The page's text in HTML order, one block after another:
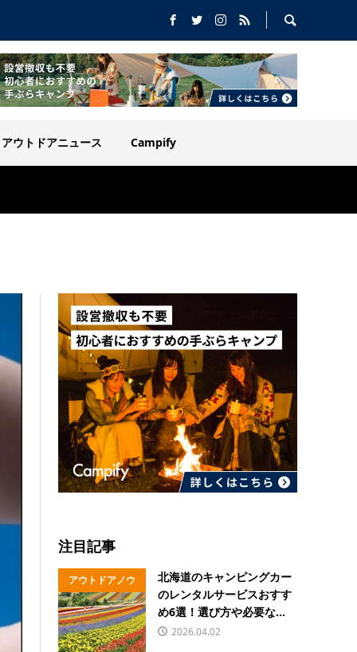
アウトドアニュース Campify
注目記事
アウトドアノウ
ハウ
北海道のキャンピングカー
のレンタルサービスおすす
め6選！選び方や必要な...
2026.04.02